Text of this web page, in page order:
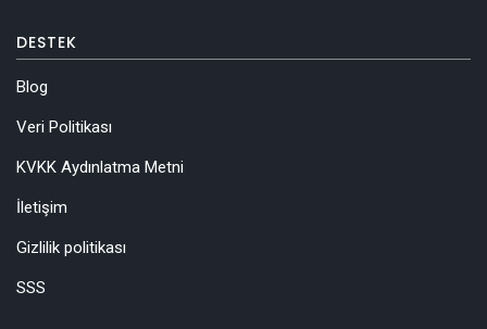
DESTEK
Blog
Veri Politikası
KVKK Aydınlatma Metni
İletişim
Gizlilik politikası
SSS